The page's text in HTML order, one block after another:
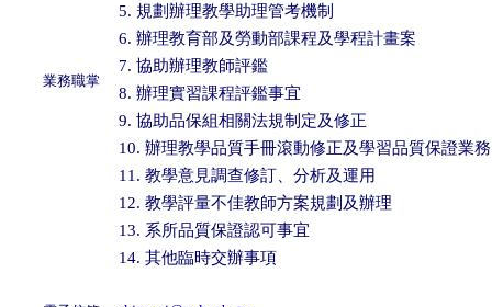
業務職掌
5. 規劃辦理教學助理管考機制
6. 辦理教育部及勞動部課程及學程計畫案
7. 協助辦理教師評鑑
8. 辦理實習課程評鑑事宜
9. 協助品保組相關法規制定及修正
10. 辦理教學品質手冊滾動修正及學習品質保證業務
11. 教學意見調查修訂、分析及運用
12. 教學評量不佳教師方案規劃及辦理
13. 系所品質保證認可事宜
14. 其他臨時交辦事項